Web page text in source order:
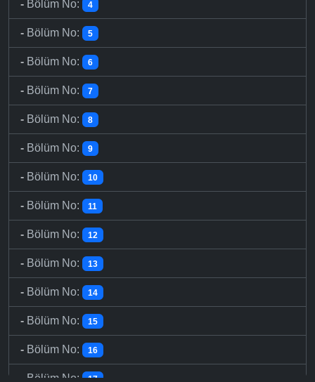
- Bölüm No: 4
- Bölüm No: 5
- Bölüm No: 6
- Bölüm No: 7
- Bölüm No: 8
- Bölüm No: 9
- Bölüm No: 10
- Bölüm No: 11
- Bölüm No: 12
- Bölüm No: 13
- Bölüm No: 14
- Bölüm No: 15
- Bölüm No: 16
Bölüm No: 17